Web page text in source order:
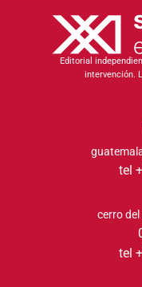
Editorial
intervención.
tel
cerro
tel